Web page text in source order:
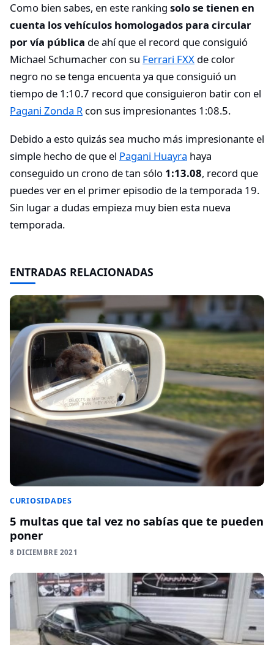
Como bien sabes, en este ranking solo se tienen en
cuenta los vehículos homologados para circular
por vía pública de ahí que el record que consiguió
Michael Schumacher con su Ferrari FXX de color
negro no se tenga encuenta ya que consiguió un
tiempo de 1:10.7 record que consiguieron batir con el
Pagani Zonda R con sus impresionantes 1:08.5.
Debido a esto quizás sea mucho más impresionante el
simple hecho de que el Pagani Huayra haya
conseguido un crono de tan sólo 1:13.08, record que
puedes ver en el primer episodio de la temporada 19.
Sin lugar a dudas empieza muy bien esta nueva
temporada.
ENTRADAS RELACIONADAS
CURIOSIDADES
5 multas que tal vez no sabías que te pueden
poner
8 DICIEMBRE 2021